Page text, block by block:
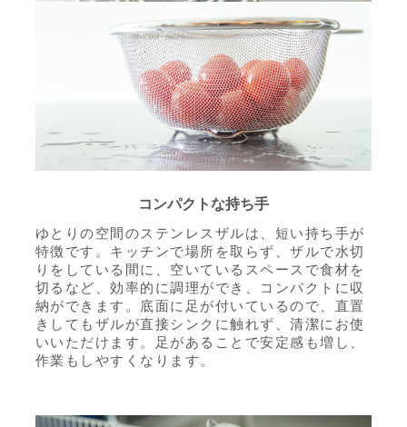
コンパクトな持ち手
ゆとりの空間のステンレスザルは、短い持ち手が
特徴です。 キッチンで場所を取らず、ザルで水切
りをしている間に、 空いているスペースで食材を
切るなど、効率的に調理ができ、コンパクトに収
納ができます。 底面に足が付いているので、直置
きしてもザルが直接シンクに触れず、清潔にお使
いいただけます。足があることで安定感も増し、
作業もしやすくなります。